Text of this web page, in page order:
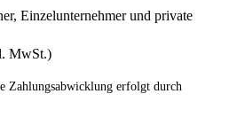
Einzelunternehmer und private
MwSt.)
Zahlungsabwicklung erfolgt durch